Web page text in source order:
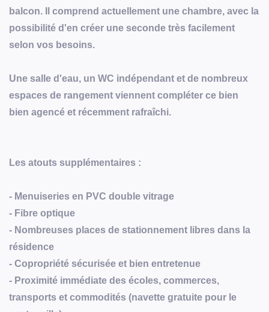
balcon. Il comprend actuellement une chambre, avec la
possibilité d'en créer une seconde très facilement
selon vos besoins.
Une salle d'eau, un WC indépendant et de nombreux
espaces de rangement viennent compléter ce bien
bien agencé et récemment rafraîchi.
Les atouts supplémentaires :
- Menuiseries en PVC double vitrage
- Fibre optique
- Nombreuses places de stationnement libres dans la
résidence
- Copropriété sécurisée et bien entretenue
- Proximité immédiate des écoles, commerces,
transports et commodités (navette gratuite pour le